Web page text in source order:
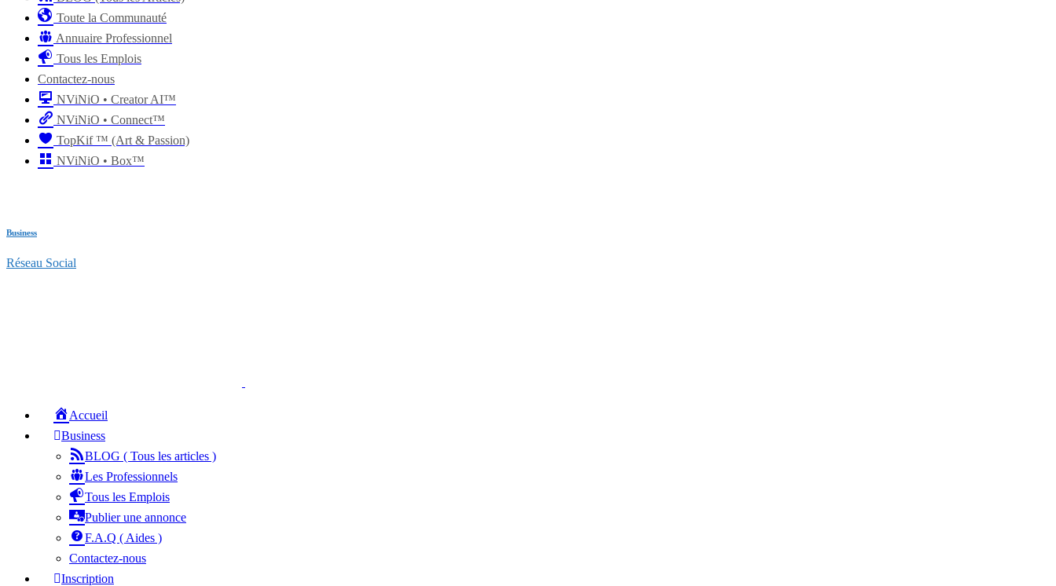
Toute la Communauté
Annuaire Professionnel
Tous les Emplois
Contactez-nous
NViNiO • Creator AI™
NViNiO • Connect™
TopKif ™ (Art & Passion)
NViNiO • Box™
Business
Réseau Social
Accueil
Business
BLOG ( Tous les articles )
Les Professionnels
Tous les Emplois
Publier une annonce
F.A.Q ( Aides )
Contactez-nous
Inscription